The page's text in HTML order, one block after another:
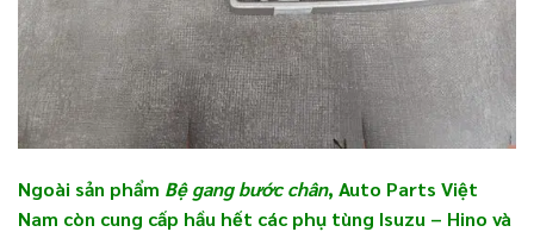
Ngoài sản phẩm Bệ gang bước chân, Auto Parts Việt
Nam còn cung cấp hầu hết các phụ tùng Isuzu – Hino và